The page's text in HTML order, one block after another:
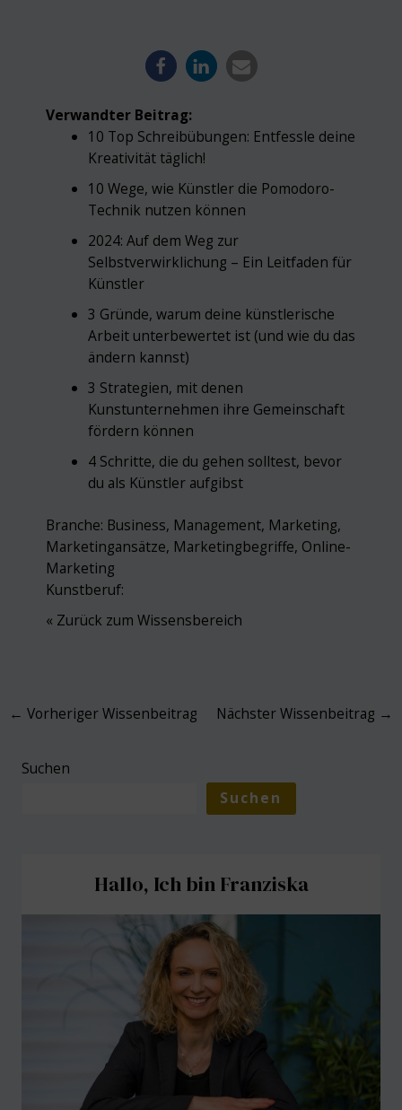
Verwandter Beitrag:
10 Top Schreibübungen: Entfessle deine
Kreativität täglich!
10 Wege, wie Künstler die Pomodoro-
Technik nutzen können
2024: Auf dem Weg zur
Selbstverwirklichung – Ein Leitfaden für
Künstler
3 Gründe, warum deine künstlerische
Arbeit unterbewertet ist (und wie du das
ändern kannst)
3 Strategien, mit denen
Kunstunternehmen ihre Gemeinschaft
fördern können
4 Schritte, die du gehen solltest, bevor
du als Künstler aufgibst
Branche: Business, Management, Marketing,
Marketingansätze, Marketingbegriffe, Online-
Marketing
Kunstberuf:
« Zurück zum Wissensbereich
Post
← Vorheriger Wissenbeitrag Nächster Wissenbeitrag →
Suchen
Suchen
Hallo, Ich bin Franziska